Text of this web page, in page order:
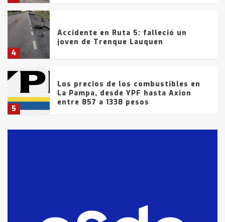
4
Accidente en Ruta 5: falleció un
joven de Trenque Lauquen
5
Los precios de los combustibles en
La Pampa, desde YPF hasta Axion
entre 857 a 1338 pesos
fueron detenidos por
comercialización de drogas en la